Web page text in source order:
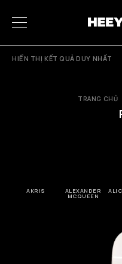
HIỂN THỊ KẾT QUẢ DUY NHẤT
TRANG CHỦ
AKRIS ALEXANDER
MCQUEEN